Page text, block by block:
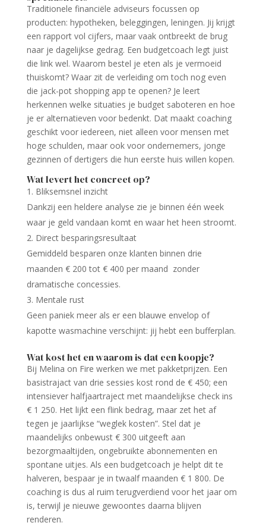
Traditionele financiële adviseurs focussen op
producten: hypotheken, beleggingen, leningen. Jij krijgt
een rapport vol cijfers, maar vaak ontbreekt de brug
naar je dagelijkse gedrag. Een budgetcoach legt juist
die link wel. Waarom bestel je eten als je vermoeid
thuiskomt? Waar zit de verleiding om toch nog even
die jack-pot shopping app te openen? Je leert
herkennen welke situaties je budget saboteren en hoe
je er alternatieven voor bedenkt. Dat maakt coaching
geschikt voor iedereen, niet alleen voor mensen met
hoge schulden, maar ook voor ondernemers, jonge
gezinnen of dertigers die hun eerste huis willen kopen.
Wat levert het concreet op?
Bliksemsnel inzicht
Dankzij een heldere analyse zie je binnen één week
waar je geld vandaan komt en waar het heen stroomt.
Direct besparingsresultaat
Gemiddeld besparen onze klanten binnen drie
maanden € 200 tot € 400 per maand zonder
dramatische concessies.
Mentale rust
Geen paniek meer als er een blauwe envelop of
kapotte wasmachine verschijnt: jij hebt een bufferplan.
Wat kost het en waarom is dat een koopje?
Bij Melina on Fire werken we met pakketprijzen. Een
basistrajact van drie sessies kost rond de € 450; een
intensiever halfjaartraject met maandelijkse check ins
€ 1 250. Het lijkt een flink bedrag, maar zet het af
tegen je jaarlijkse “weglek kosten”. Stel dat je
maandelijks onbewust € 300 uitgeeft aan
bezorgmaaltijden, ongebruikte abonnementen en
spontane uitjes. Als een budgetcoach je helpt dit te
halveren, bespaar je in twaalf maanden € 1 800. De
coaching is dus al ruim terugverdiend voor het jaar om
is, terwijl je nieuwe gewoontes daarna blijven
renderen.